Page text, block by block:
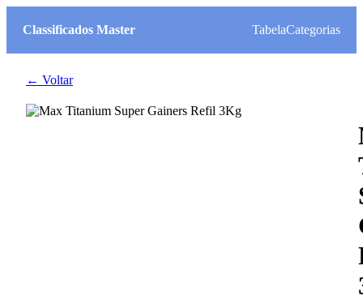
Classificados Master TabelaCategorias
← Voltar